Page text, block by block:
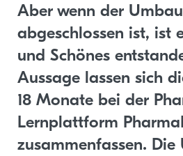
Aber wenn der
abgeschlossen ist, ist
und Schönes
Aussage lassen sich
18 Monate bei der
Lernplattform
zusammenfassen.